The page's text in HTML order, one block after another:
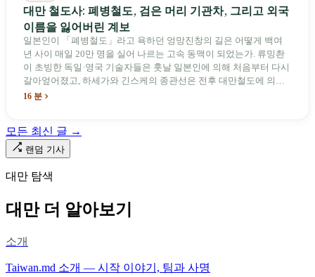
대만 철도사: 폐병철도, 검은 머리 기관차, 그리고 외국
이름을 잃어버린 계보
일본인이 「폐병철도」라고 욕하던 엉망진창의 길은 어떻게 백여
년 사이 매일 20만 명을 실어 나르는 고속 동맥이 되었는가. 류밍촨
이 초빙한 독일·영국 기술자들은 훗날 일본인에 의해 처음부터 다시
갈아엎어졌고, 하세가와 긴스케의 종관선은 전후 대만철도에 의해
이름과 번호가 바뀌었다. 세대마다 앞선 세대의 기록을 주석으로 밀
다. 마침내 푸유마·타로코 세대에 이르러서야 원주민 지명이 다시 철
로 위에 깔렸다.
16 분
모든 최신 글 →
랜덤 기사
대만 탐색
대만 더 알아보기
소개
Taiwan.md 소개 — 시작 이야기, 팀과 사명